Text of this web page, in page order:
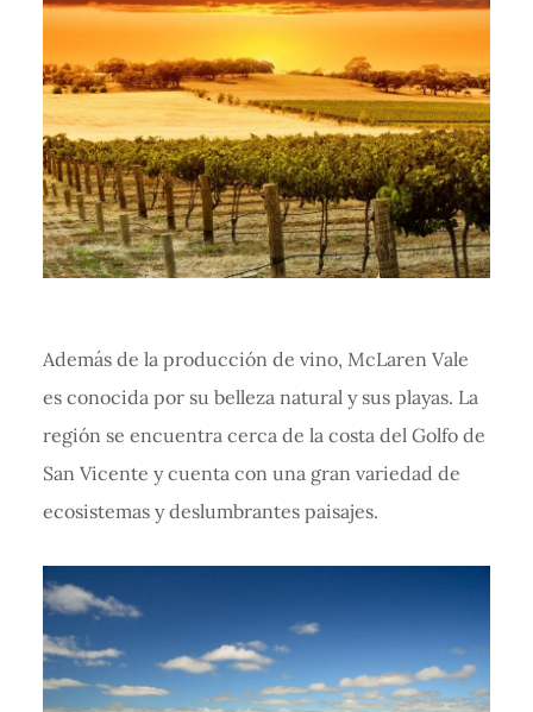
Además de la producción de vino, McLaren Vale
es conocida por su belleza natural y sus playas. La
región se encuentra cerca de la costa del Golfo de
San Vicente y cuenta con una gran variedad de
ecosistemas y deslumbrantes paisajes.